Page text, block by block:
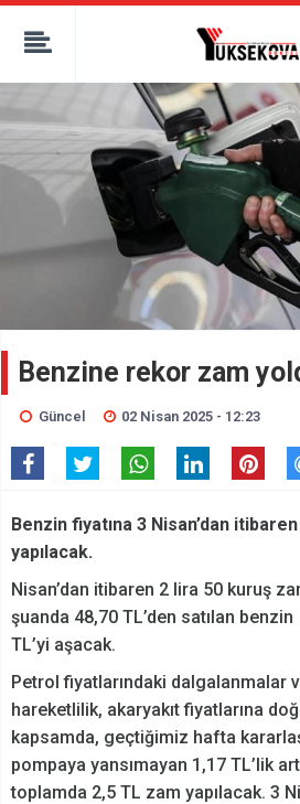
kaçak bahis
deneme bonusu
deneme bonusu veren siteler
bahis siteleri
porno izle
Benzine rekor zam
Güncel 02 Nisan 2025 - 12:23
Benzin fiyatına 3 Nisan’dan
yapılacak.
Nisan’dan itibaren 2 lira 50 kuruş
şuanda 48,70 TL’den satılan
TL’yi aşacak.
Petrol fiyatlarındaki dalgalanmalar
hareketlilik, akaryakıt fiyatlarına
kapsamda, geçtiğimiz hafta
pompaya yansımayan 1,17 TL’lik
toplamda 2,5 TL zam yapılacak. 3